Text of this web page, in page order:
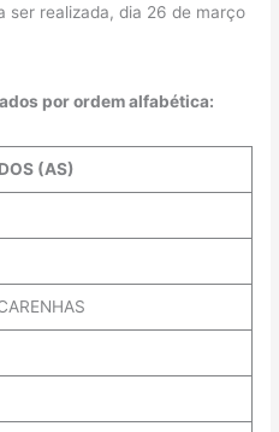
ser realizada, dia 26 de março
por ordem alfabética:
(AS)